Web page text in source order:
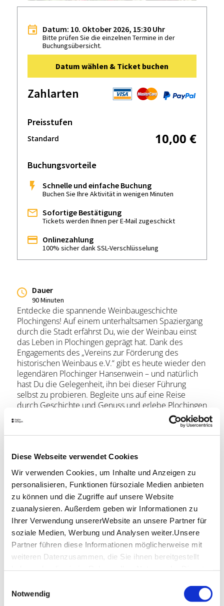
Diese Webseite verwendet Cookies
Wir verwenden Cookies, um Inhalte und Anzeigen zu
personalisieren, Funktionen fürsoziale Medien anbieten
zu können und die Zugriffe auf unsere Website
zuanalysieren. Außerdem geben wir Informationen zu
Ihrer Verwendung unsererWebsite an unsere Partner für
soziale Medien, Werbung und Analysen weiter.Unsere
Partner führen diese Informationen möglicherweise mit
weiteren Datenzusammen, die Sie ihnen bereitgestellt
Impressum
Notwendig
Datum: 10. Oktober 2026, 15:30 Uhr
Bitte prüfen Sie die einzelnen Termine in der
Buchungsübersicht.
Datum wählen & Ticket buchen
Zahlarten
Preisstufen
Standard 10,00 €
Buchungsvorteile
Schnelle und einfache Buchung
Buchen Sie Ihre Aktivität in wenigen Minuten
Sofortige Bestätigung
Tickets werden Ihnen per E-Mail zugeschickt
Onlinezahlung
100% sicher dank SSL-Verschlüsselung
Dauer
90 Minuten
Entdecke die spannende Weinbaugeschichte
Plochingens! Auf einem unterhaltsamen Spaziergang
durch die Stadt erfährst Du, wie der Weinbau einst
das Leben in Plochingen geprägt hat. Dank des
Engagements des „Vereins zur Förderung des
historischen Weinbaus e.V.“ gibt es heute wieder den
legendären Plochinger Hansenwein – und natürlich
hast Du die Gelegenheit, ihn bei dieser Führung
selbst zu probieren. Begleite uns auf eine Reise
durch Geschichte und Genuss und erlebe Plochingen
Dauer: ca. 1,5 Stunden
Kosten: 10,- € pro Person
Treffpunkt: PlochingenInfo, Marktstr. 36, 73207
Plochingen
Bei nicht Erreichen der Mindestteilnehmerzahl kann
die Führung abgesagt werden. Teilnahme nur nach
bestätigter Voranmeldung.
Lage & Kontakt
73207 Plochingen